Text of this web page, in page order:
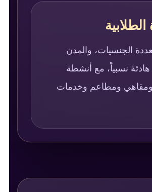
الطلابية
الجنسيات، والمدن
هادئة نسبياً، مع أنشطة
ومقاهي ومطاعم وخدمات